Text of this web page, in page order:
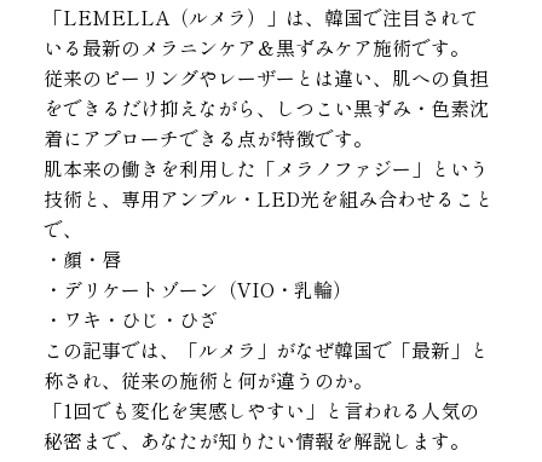
「LEMELLA（ルメラ）」は、韓国で注目されて
いる最新のメラニンケア＆黒ずみケア施術です。
従来のピーリングやレーザーとは違い、肌への負担
をできるだけ抑えながら、しつこい黒ずみ・色素沈
着にアプローチできる点が特徴です。
肌本来の働きを利用した「メラノファジー」という
技術と、専用アンプル・LED光を組み合わせること
で、
・顔・唇
・デリケートゾーン（VIO・乳輪）
・ワキ・ひじ・ひざ
この記事では、「ルメラ」がなぜ韓国で「最新」と
称され、従来の施術と何が違うのか。
「1回でも変化を実感しやすい」と言われる人気の
秘密まで、あなたが知りたい情報を解説します。